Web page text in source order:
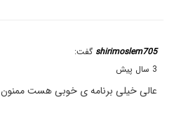
shirimoslem705 گفت:
3 سال پیش
عالی خیلی برنامه ی خوبی هست ممنون